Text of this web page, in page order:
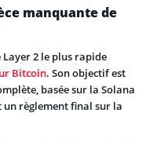
manquante de
2 le plus rapide
Bitcoin. Son objectif est
basée sur la Solana
règlement final sur la